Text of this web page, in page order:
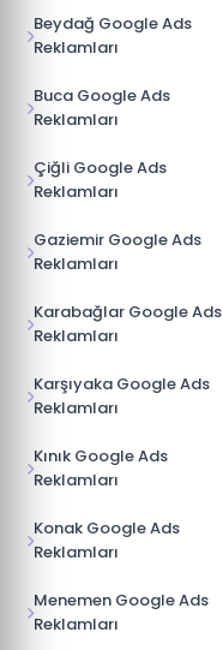
Beydağ Google Ads
Reklamları
Buca Google Ads
Reklamları
Çiğli Google Ads
Reklamları
Gaziemir Google Ads
Reklamları
Karabağlar Google Ads
Reklamları
Karşıyaka Google Ads
Reklamları
Kınık Google Ads
Reklamları
Konak Google Ads
Reklamları
Menemen Google Ads
Reklamları